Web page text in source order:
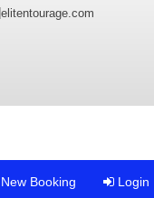
Login
New Booking